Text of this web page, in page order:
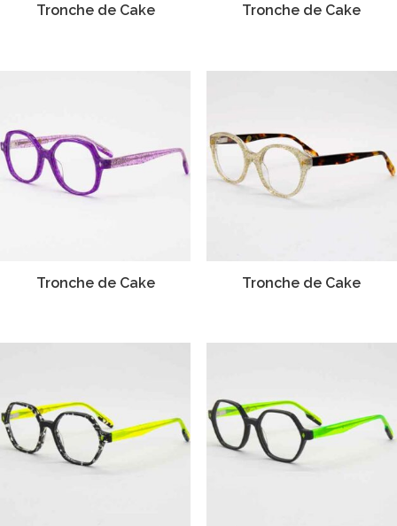
Tronche de Cake Tronche de Cake
Tronche de Cake Tronche de Cake